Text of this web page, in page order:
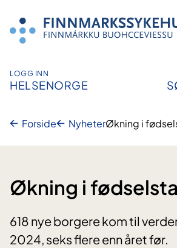
innhold
LOGG INN
HELSENORGE
Forside NyheterØkning i
Økning i
618 nye borgere kom til
2024, seks flere enn året før.